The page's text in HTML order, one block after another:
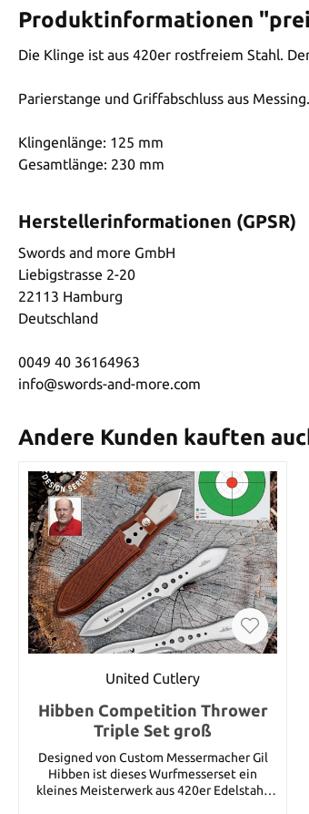
Produktinformationen
Die Klinge ist aus 420er rostfreiem Stahl.
Parierstange und Griffabschluss aus Messing.
Klingenlänge: 125 mm
Gesamtlänge: 230 mm
Herstellerinformationen (GPSR)
Swords and more GmbH
Liebigstrasse 2-20
22113 Hamburg
Deutschland
0049 40 36164963
info@swords-and-more.com
Andere Kunden kauften
United Cutlery
Hibben Competition Thrower
Triple Set groß
Designed von Custom Messermacher Gil
Hibben ist dieses Wurfmesserset ein
kleines Meisterwerk aus 420er Edelstahl.